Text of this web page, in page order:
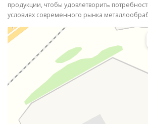
продукции, чтобы удовлетворить
условиях современного рынка